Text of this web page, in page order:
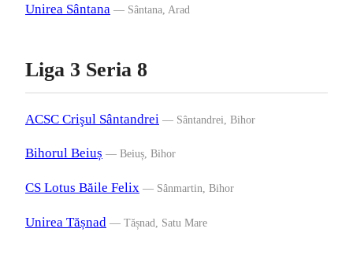
Unirea Sântana — Sântana, Arad
Liga 3 Seria 8
ACSC Crişul Sântandrei — Sântandrei, Bihor
Bihorul Beiuș — Beiuș, Bihor
CS Lotus Băile Felix — Sânmartin, Bihor
Unirea Tășnad — Tășnad, Satu Mare